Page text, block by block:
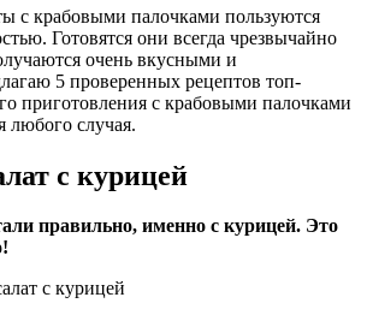
с крабовыми палочками пользуются
Готовятся они всегда чрезвычайно
очень вкусными и
5 проверенных рецептов топ-
приготовления с крабовыми палочками
любого случая.
с курицей
правильно, именно с курицей. Это